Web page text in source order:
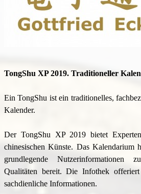
TongShu XP 2019. Traditioneller
Ein TongShu ist ein traditionelles,
Kalender.
Der TongShu XP 2019 bietet
chinesischen Künste. Das Kalendarium
grundlegende Nutzerinformationen
Qualitäten bereit. Die Infothek
sachdienliche Informationen.